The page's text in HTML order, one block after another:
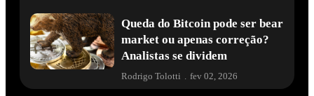
Queda do Bitcoin pode ser bear
market ou apenas correção?
Analistas se dividem
Rodrigo Tolotti . fev 02, 2026